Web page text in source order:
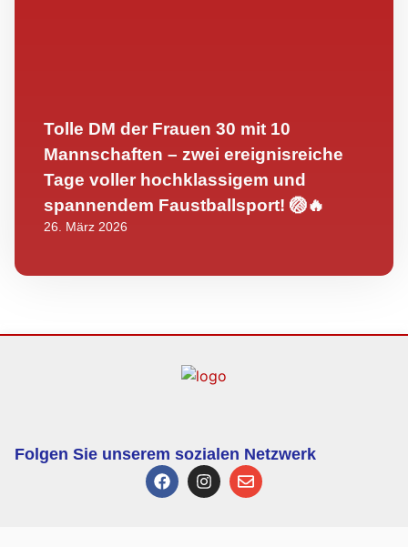
Tolle DM der Frauen 30 mit 10
Mannschaften – zwei ereignisreiche
Tage voller hochklassigem und
spannendem Faustballsport! 🏐🔥
26. März 2026
Folgen Sie unserem sozialen Netzwerk